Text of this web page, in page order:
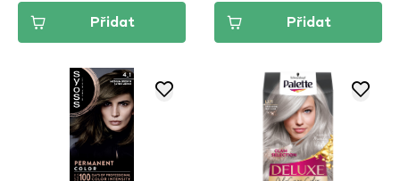
Přidat Přidat